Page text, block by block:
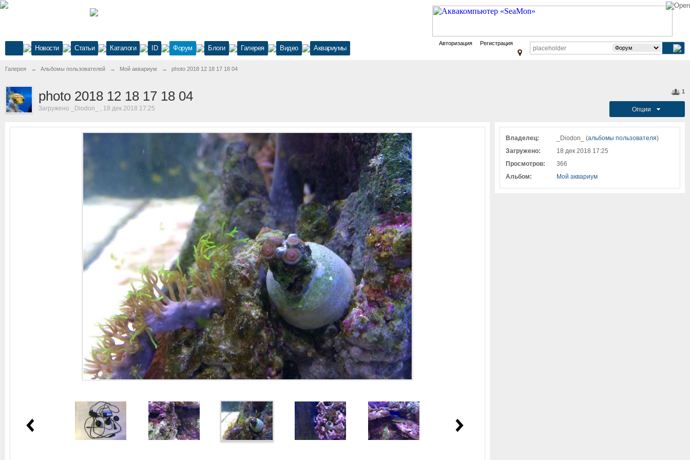
Новости Статьи Каталоги ID Форум Блоги Галерея Видео Аквариумы
Авторизация Регистрация
Галерея → Альбомы пользователей → Мой аквариум → photo 2018 12 18 17 18 04
1
Опции
photo 2018 12 18 17 18 04
Загружено _Diodon_ , 18 дек 2018 17:25
Владелец: _Diodon_ (альбомы пользователя)
Загружено:
18 дек 2018 17:25
Просмотров:
366
Альбом:
Мой аквариум